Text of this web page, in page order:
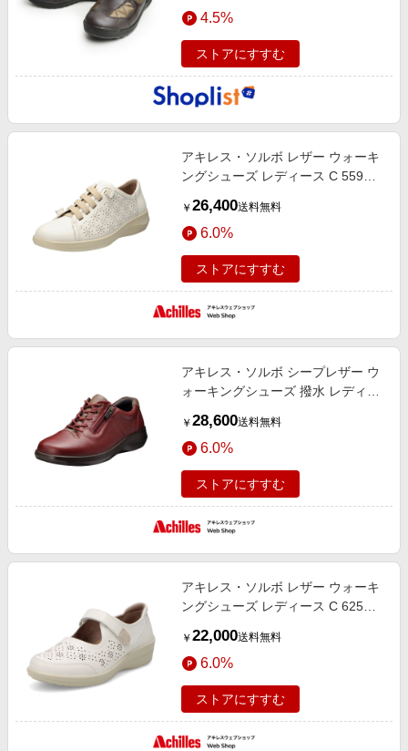
4.5%
ストアにすすむ
アキレス・ソルボ レザー ウォーキ
ングシューズ レディース C 559
￥ 26,400送料無料
6.0%
ストアにすすむ
アキレス・ソルボ シープレザー ウ
ォーキングシューズ 撥水 レディー
ス ソルボ
￥ 28,600送料無料
6.0%
ストアにすすむ
アキレス・ソルボ レザー ウォーキ
ングシューズ レディース C 625
￥ 22,000送料無料
6.0%
ストアにすすむ